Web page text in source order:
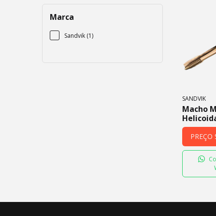
Marca
Sandvik (1)
SANDVIK
Macho
(HSS)
PREÇO